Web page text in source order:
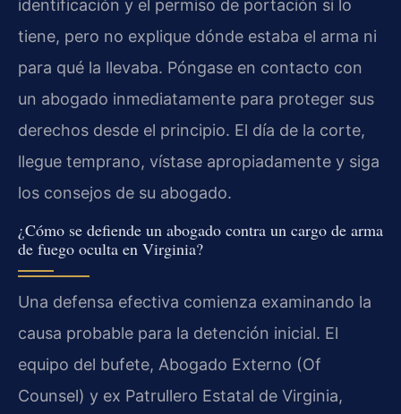
identificación y el permiso de portación si lo
tiene, pero no explique dónde estaba el arma ni
para qué la llevaba. Póngase en contacto con
un abogado inmediatamente para proteger sus
derechos desde el principio. El día de la corte,
llegue temprano, vístase apropiadamente y siga
los consejos de su abogado.
¿Cómo se defiende un abogado contra un cargo de arma
de fuego oculta en Virginia?
Una defensa efectiva comienza examinando la
causa probable para la detención inicial. El
equipo del bufete, Abogado Externo (Of
Counsel) y ex Patrullero Estatal de Virginia,